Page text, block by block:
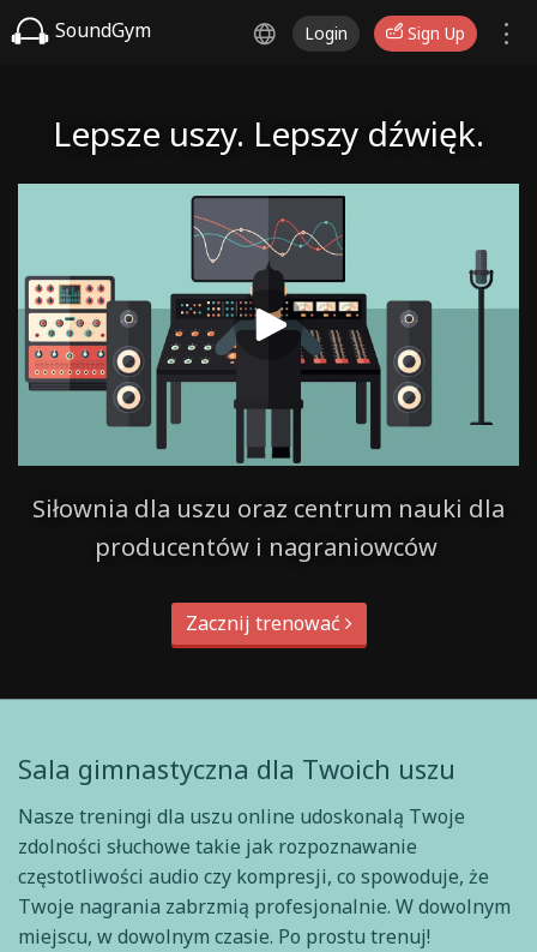
SoundGym Login Sign Up
Lepsze uszy. Lepszy dźwięk.
Siłownia dla uszu oraz centrum nauki dla
producentów i nagraniowców
Zacznij trenować
Sala gimnastyczna dla Twoich uszu
Nasze treningi dla uszu online udoskonalą Twoje
zdolności słuchowe takie jak rozpoznawanie
częstotliwości audio czy kompresji, co spowoduje, że
Twoje nagrania zabrzmią profesjonalnie. W dowolnym
miejscu, w dowolnym czasie. Po prostu trenuj!